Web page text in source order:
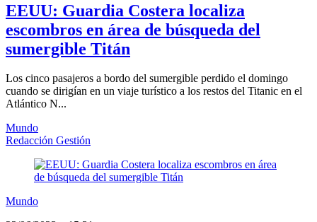
EEUU: Guardia Costera localiza
escombros en área de búsqueda del
sumergible Titán
Los cinco pasajeros a bordo del sumergible perdido el domingo
cuando se dirigían en un viaje turístico a los restos del Titanic en el
Atlántico N...
Mundo
Redacción Gestión
Mundo